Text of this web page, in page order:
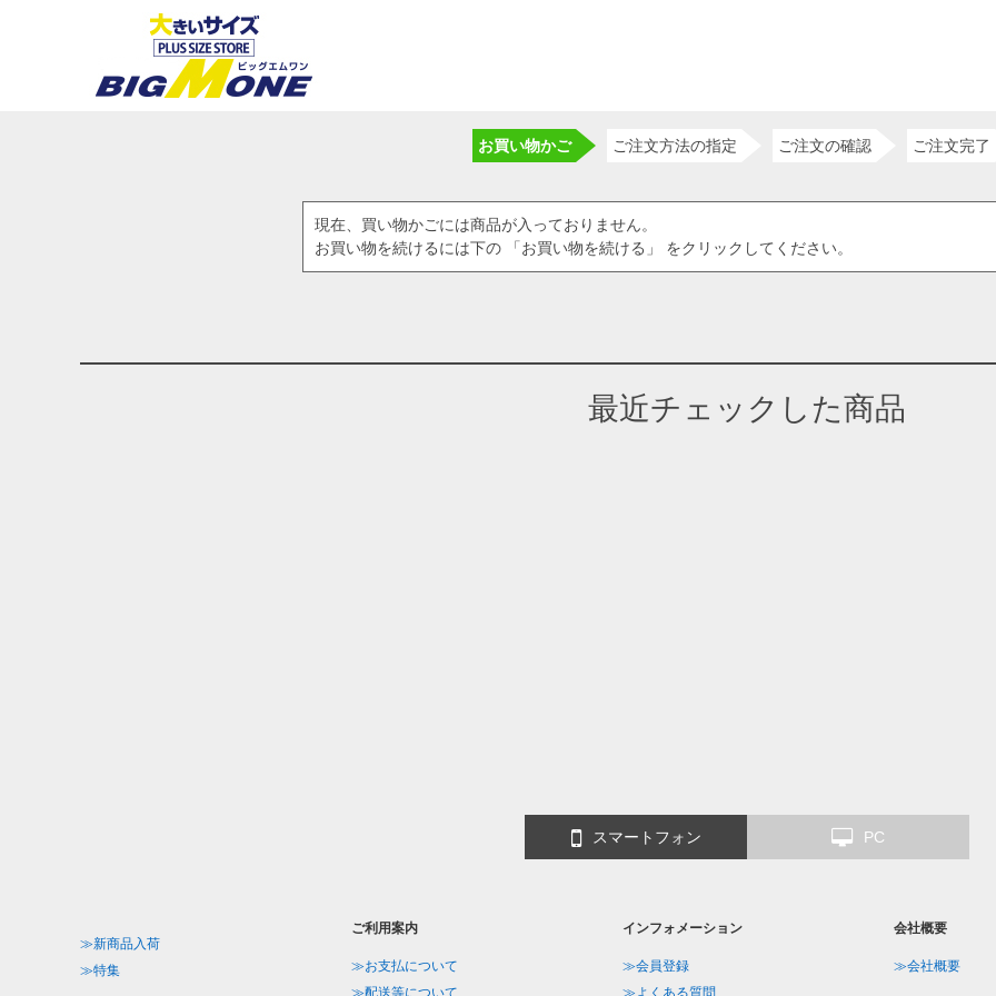
お買い物かご ご注文方法の指定 ご注文の確認 ご注文完了
現在、買い物かごには商品が入っておりません。
お買い物を続けるには下の 「お買い物を続ける」 をクリックしてください。
最近チェックした商品
スマートフォン PC
≫新商品入荷
≫特集
ご利用案内
≫お支払について
≫配送等について
インフォメーション
≫会員登録
≫よくある質問
会社概要
≫会社概要